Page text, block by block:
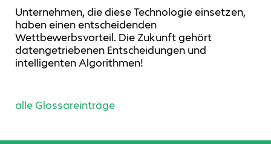
Unternehmen, die diese Technologie einsetzen,
haben einen entscheidenden
Wettbewerbsvorteil. Die Zukunft gehört
datengetriebenen Entscheidungen und
intelligenten Algorithmen!
alle Glossareinträge